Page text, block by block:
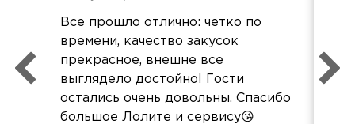
Все прошло отлично: четко по
времени, качество закусок
прекрасное, внешне все
выглядело достойно! Гости
остались очень довольны. Спасибо
большое Лолите и сервису😘